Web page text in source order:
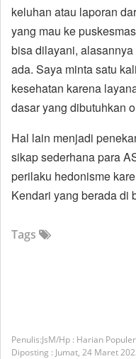
keluhan atau laporan
yang mau ke
bisa dilayani,
ada. Saya minta satu
kesehatan karena
dasar yang dibutuhkan
Hal lain menjadi
sikap sederhana para
perilaku hedonisme
Kendari yang berada di
Tags
JsM/Hp : Harian
Diposting : Jumat, 24 Maret